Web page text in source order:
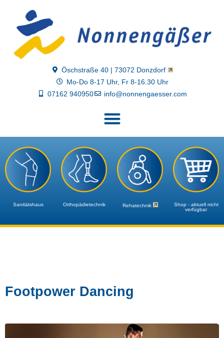
Öschstraße 40 | 73072 Donzdorf
Mo-Do 8-17 Uhr, Fr 8-16.30 Uhr
07162 940950
info@nonnengaesser.com
Sanitäts­haus Orthopädie­technik Reha­technik
Shop - aktuell nicht
verfügbar
Footpower Dancing